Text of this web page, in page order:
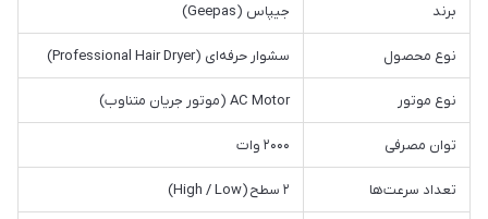
برند جیپاس (Geepas)
نوع محصول سشوار حرفه‌ای (Professional Hair Dryer)
نوع موتور AC Motor (موتور جریان متناوب)
توان مصرفی ۲۰۰۰ وات
تعداد سرعت‌ها ۲ سطح (High / Low)